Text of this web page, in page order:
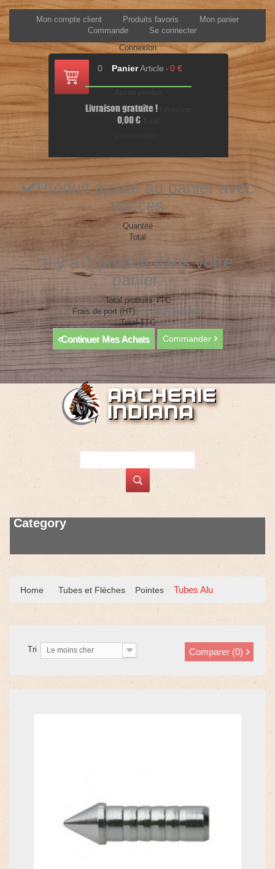
Mon compte client Produits favoris
Mon panier
Commande
Se connecter
Connexion
Panier
0 Article - 0 €
Livraison gratuite !
0,00 €
Produit ajouté au panier avec
succès
Quantité
Total
Il y a 1 produit dans votre
panier.
Total produits TTC
Frais de port (HT) Livraison gratuite !
Total TTC
Continuer Mes Achats Commander
Category
Home Tubes et Flèches Pointes Tubes Alu
Comparer (0)
Tri Le moins cher